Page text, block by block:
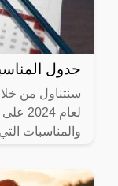
جدول
سنتناول من
لعام